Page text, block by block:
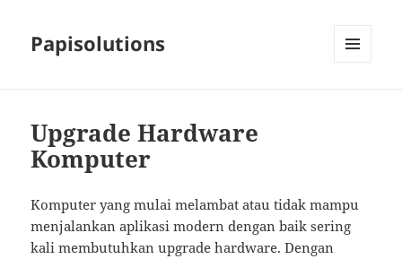
Papisolutions
Upgrade Hardware
Komputer
Komputer yang mulai melambat atau tidak mampu
menjalankan aplikasi modern dengan baik sering
kali membutuhkan upgrade hardware. Dengan